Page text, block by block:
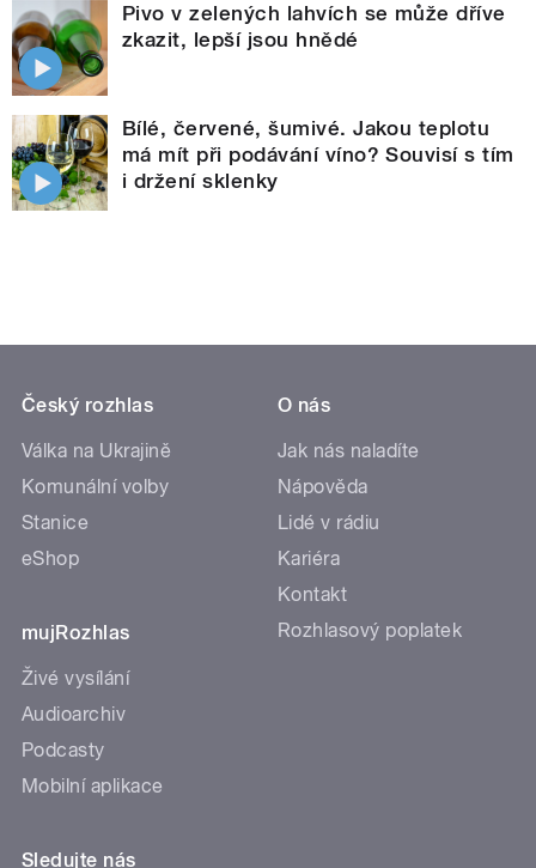
Pivo v zelených lahvích se může dříve
zkazit, lepší jsou hnědé
Bílé, červené, šumivé. Jakou teplotu
má mít při podávání víno? Souvisí s tím
i držení sklenky
Český rozhlas
Válka na Ukrajině
Komunální volby
Stanice
eShop
mujRozhlas
Živé vysílání
Audioarchiv
Podcasty
Mobilní aplikace
O nás
Jak nás naladíte
Nápověda
Lidé v rádiu
Kariéra
Kontakt
Rozhlasový poplatek
Sledujte nás